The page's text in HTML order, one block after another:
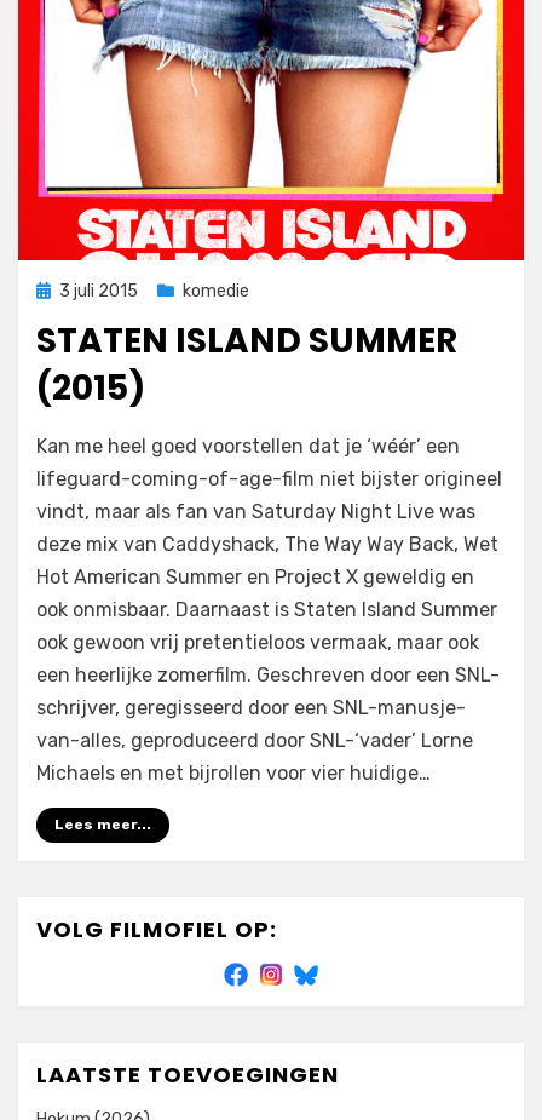
Geplaatst
3 juli 2015 komedie
STATEN ISLAND SUMMER
(2015)
Filmofiel.nl
Laat een reactie achter
op
Island
Summer
(2015)
Kan me heel goed voorstellen dat je ‘wéér’ een
lifeguard-coming-of-age-film niet bijster origineel
vindt, maar als fan van Saturday Night Live was
deze mix van Caddyshack, The Way Way Back, Wet
Hot American Summer en Project X geweldig en
ook onmisbaar. Daarnaast is Staten Island Summer
ook gewoon vrij pretentieloos vermaak, maar ook
een heerlijke zomerfilm. Geschreven door een SNL-
schrijver, geregisseerd door een SNL-manusje-
van-alles, geproduceerd door SNL-‘vader’ Lorne
Michaels en met bijrollen voor vier huidige…
Lees meer...
VOLG FILMOFIEL OP:
LAATSTE TOEVOEGINGEN